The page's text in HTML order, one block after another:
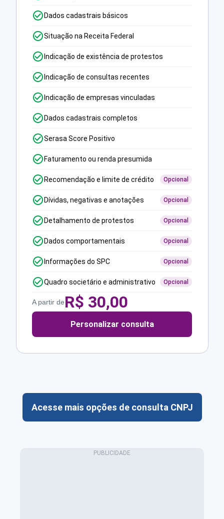
Dados cadastrais básicos
Situação na Receita Federal
Indicação de existência de protestos
Indicação de consultas recentes
Indicação de empresas vinculadas
Dados cadastrais completos
Serasa Score Positivo
Faturamento ou renda presumida
Recomendação e limite de crédito Opcional
Dívidas, negativas e anotações Opcional
Detalhamento de protestos Opcional
Dados comportamentais Opcional
Informações do SPC Opcional
Quadro societário e administrativo Opcional
A partir deR$ 30,00
Personalizar consulta
Acesse mais opções de consulta CNPJ